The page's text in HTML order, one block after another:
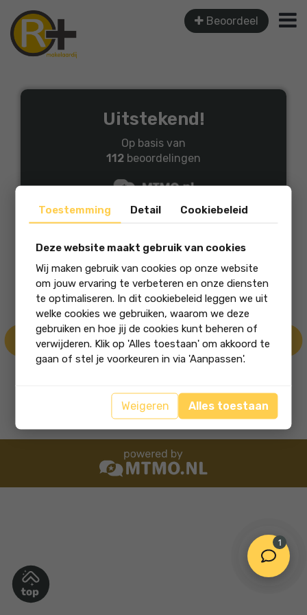
Beoordeel
Uitstekend!
Op basis van
112 beoordelingen
Burgemeester Lewestr...
Uitstekend geholpen met de verkoop.
Vlotte afhandeling. Enige minpuntje,
doordat het een eenmansbedrijf is, slecht
be...
Een Funda gebruiker , 10-07-2026
Toestemming Detail Cookiebeleid
Deze website maakt gebruik van cookies
Wij maken gebruik van cookies op onze website
om jouw ervaring te verbeteren en onze diensten
te optimaliseren. In dit cookiebeleid leggen we uit
welke cookies we gebruiken, waarom we deze
gebruiken en hoe jij de cookies kunt beheren of
verwijderen. Klik op 'Alles toestaan' om akkoord te
gaan of stel je voorkeuren in via 'Aanpassen'.
Weigeren Alles toestaan
1